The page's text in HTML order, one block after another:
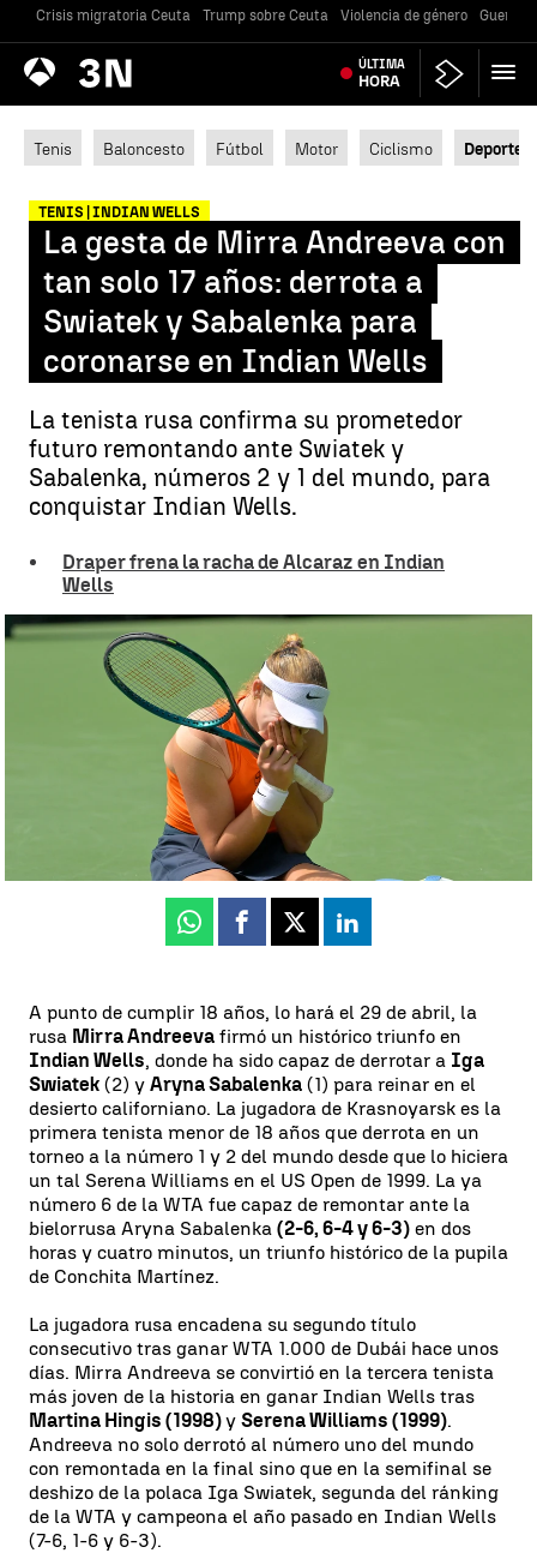
Crisis migratoria Ceuta Trump sobre Ceuta Violencia de género Guerra
Antena
3 Noticias ÚLTIMA
HORA
Tenis Baloncesto Fútbol Motor Ciclismo Deportes
TENIS | INDIAN WELLS
La gesta de Mirra Andreeva con
tan solo 17 años: derrota a
Swiatek y Sabalenka para
coronarse en Indian Wells
La tenista rusa confirma su prometedor
futuro remontando ante Swiatek y
Sabalenka, números 2 y 1 del mundo, para
conquistar Indian Wells.
Draper frena la racha de Alcaraz en Indian
Wells
La tenista rusa Mirra Andreeva hace historia en en Indian Wells |
Guillermo F. Lascoiti
Publicado:17 de marzo de 2025, 09:11
Whatsapp
Facebook
X Linkedin
A punto de cumplir 18 años, lo hará el 29 de abril, la
rusa Mirra Andreeva firmó un histórico triunfo en
Indian Wells, donde ha sido capaz de derrotar a Iga
Swiatek (2) y Aryna Sabalenka (1) para reinar en el
desierto californiano. La jugadora de Krasnoyarsk es la
primera tenista menor de 18 años que derrota en un
torneo a la número 1 y 2 del mundo desde que lo hiciera
un tal Serena Williams en el US Open de 1999. La ya
número 6 de la WTA fue capaz de remontar ante la
bielorrusa Aryna Sabalenka (2-6, 6-4 y 6-3) en dos
horas y cuatro minutos, un triunfo histórico de la pupila
de Conchita Martínez.
La jugadora rusa encadena su segundo título
consecutivo tras ganar WTA 1.000 de Dubái hace unos
días. Mirra Andreeva se convirtió en la tercera tenista
más joven de la historia en ganar Indian Wells tras
Martina Hingis (1998)y Serena Williams (1999).
Andreeva no solo derrotó al número uno del mundo
con remontada en la final sino que en la semifinal se
deshizo de la polaca Iga Swiatek, segunda del ránking
de la WTA y campeona el año pasado en Indian Wells
(7-6, 1-6 y 6-3).